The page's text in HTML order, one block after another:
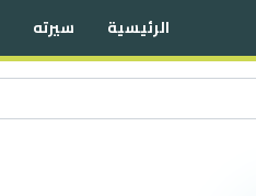
الرئيسية سيرته